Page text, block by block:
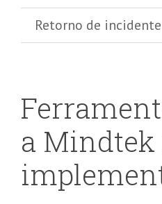
Retorno de incidente
a Mindtek